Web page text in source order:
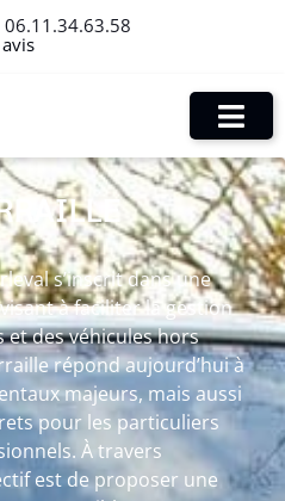
06.11.34.63.58
s’inscrit dans une
à faciliter la gestion
et des véhicules hors
répond aujourd’hui à
majeurs, mais aussi
pour les particuliers
À travers
est de proposer une